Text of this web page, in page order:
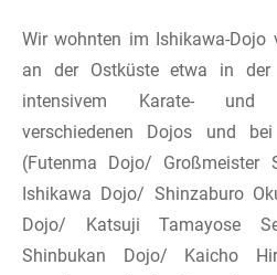
Wir wohnten im Ishikawa-Dojo
an der Ostküste etwa in
intensivem Karate- und
verschiedenen Dojos und
(Futenma Dojo/ Großmeister
Ishikawa Dojo/ Shinzaburo
Dojo/ Katsuji Tamayose
Shinbukan Dojo/ Kaicho